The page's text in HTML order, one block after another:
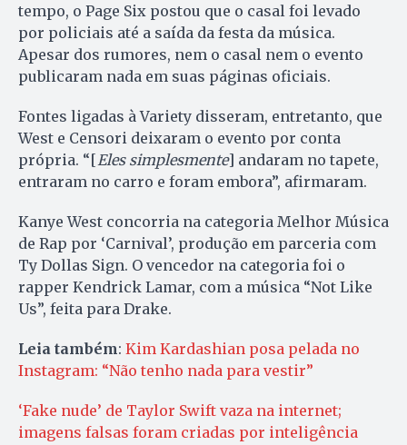
tempo, o Page Six postou que o casal foi levado
por policiais até a saída da festa da música.
Apesar dos rumores, nem o casal nem o evento
publicaram nada em suas páginas oficiais.
Fontes ligadas à Variety disseram, entretanto, que
West e Censori deixaram o evento por conta
própria. “[Eles simplesmente] andaram no tapete,
entraram no carro e foram embora”, afirmaram.
Kanye West concorria na categoria Melhor Música
de Rap por ‘Carnival’, produção em parceria com
Ty Dollas Sign. O vencedor na categoria foi o
rapper Kendrick Lamar, com a música “Not Like
Us”, feita para Drake.
Leia também: Kim Kardashian posa pelada no
Instagram: “Não tenho nada para vestir”
‘Fake nude’ de Taylor Swift vaza na internet;
imagens falsas foram criadas por inteligência